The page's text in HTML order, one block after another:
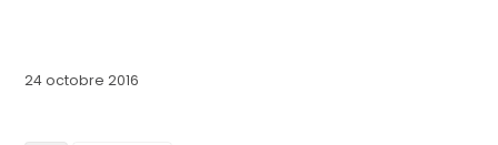
24 octobre 2016